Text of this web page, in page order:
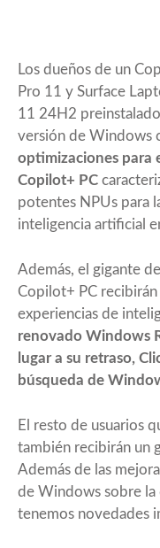
Los dueños de un
Pro 11 y Surface
11 24H2
versión de Windows
optimizaciones para
Copilot+ PC
potentes NPUs para
inteligencia artificial
Además, el gigante
Copilot+ PC
experiencias de
renovado Windows
lugar a su retraso,
búsqueda de
El resto de usuarios
también recibirán un
Además de las
de Windows sobre la
tenemos novedades